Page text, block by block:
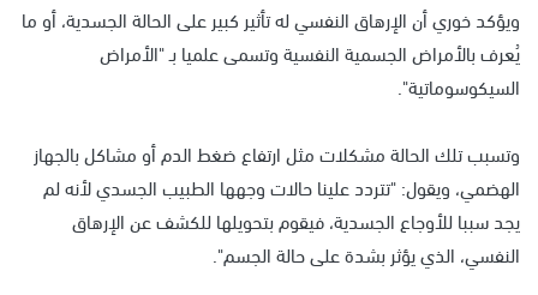
ويؤكد خوري أن الإرهاق النفسي له تأثير كبير على الحالة الجسدية، أو ما
يُعرف بالأمراض الجسمية النفسية وتسمى علميا بـ "الأمراض
السيكوسوماتية".
وتسبب تلك الحالة مشكلات مثل ارتفاع ضغط الدم أو مشاكل بالجهاز
الهضمي، ويقول: "تتردد علينا حالات وجهها الطبيب الجسدي لأنه لم
يجد سببا للأوجاع الجسدية، فيقوم بتحويلها للكشف عن الإرهاق
النفسي، الذي يؤثر بشدة على حالة الجسم".